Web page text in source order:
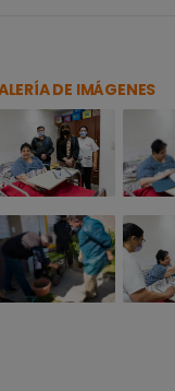
DE IMÁGENES